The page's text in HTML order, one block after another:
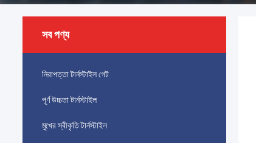
সব পণ্য
নিরাপত্তা টার্নস্টাইল গেট
পূর্ণ উচ্চতা টার্নস্টাইল
মুখের স্বীকৃতি টার্নস্টাইল